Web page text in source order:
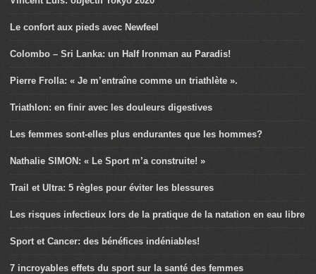
Le confort aux pieds avec Newfeel
Colombo – Sri Lanka: un Half Ironman au Paradis!
Pierre Frolla: « Je m’entraîne comme un triathlète ».
Triathlon: en finir avec les douleurs digestives
Les femmes sont-elles plus endurantes que les hommes?
Nathalie SIMON: « Le Sport m’a construite! »
Trail et Ultra: 5 règles pour éviter les blessures
Les risques infectieux lors de la pratique de la natation en eau libre
Sport et Cancer: des bénéfices indéniables!
7 incroyables effets du sport sur la santé des femmes